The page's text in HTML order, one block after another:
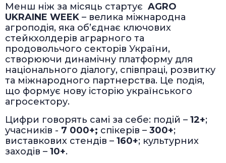
Менш ніж за місяць стартує AGRO
UKRAINE WEEK – велика міжнародна
агроподія, яка об’єднає ключових
стейкхолдерів аграрного та
продовольчого секторів України,
створюючи динамічну платформу для
національного діалогу, співпраці, розвитку
та міжнародного партнерства. Це подія,
що формує нову історію українського
агросектору.
Цифри говорять самі за себе: подій – 12+;
учасників - 7 000+; спікерів – 300+;
виставкових стендів – 160+; культурних
заходів – 10+.